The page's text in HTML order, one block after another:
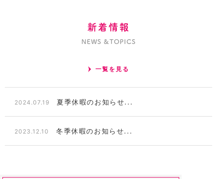
新着情報
NEWS &TOPICS
一覧を見る
2024.07.19 夏季休暇のお知らせ...
2023.12.10 冬季休暇のお知らせ...